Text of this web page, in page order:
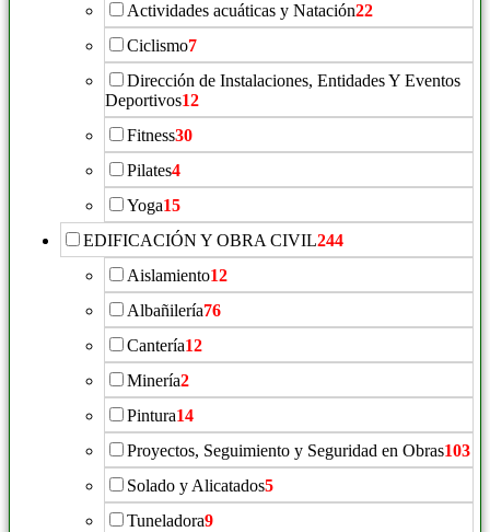
Actividades acuáticas y Natación22
Ciclismo7
Dirección de Instalaciones, Entidades Y Eventos
Deportivos12
Fitness30
Pilates4
Yoga15
EDIFICACIÓN Y OBRA CIVIL244
Aislamiento12
Albañilería76
Cantería12
Minería2
Pintura14
Proyectos, Seguimiento y Seguridad en Obras103
Solado y Alicatados5
Tuneladora9